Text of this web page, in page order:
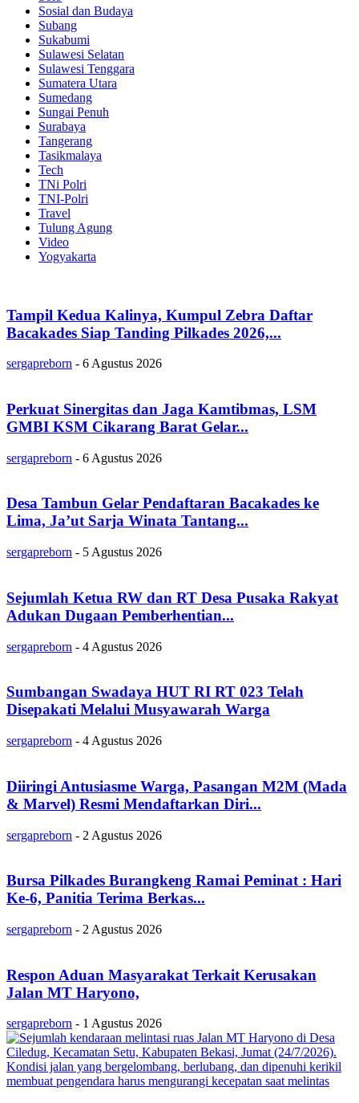
Sosial dan Budaya
Subang
Sukabumi
Sulawesi Selatan
Sulawesi Tenggara
Sumatera Utara
Sumedang
Sungai Penuh
Surabaya
Tangerang
Tasikmalaya
Tech
TNi Polri
TNI-Polri
Travel
Tulung Agung
Video
Yogyakarta
Tampil Kedua Kalinya, Kumpul Zebra Daftar
Bacakades Siap Tanding Pilkades 2026,...
sergapreborn - 6 Agustus 2026
Perkuat Sinergitas dan Jaga Kamtibmas, LSM
GMBI KSM Cikarang Barat Gelar...
sergapreborn - 6 Agustus 2026
Desa Tambun Gelar Pendaftaran Bacakades ke
Lima, Ja’ut Sarja Winata Tantang...
sergapreborn - 5 Agustus 2026
Sejumlah Ketua RW dan RT Desa Pusaka Rakyat
Adukan Dugaan Pemberhentian...
sergapreborn - 4 Agustus 2026
Sumbangan Swadaya HUT RI RT 023 Telah
Disepakati Melalui Musyawarah Warga
sergapreborn - 4 Agustus 2026
Diiringi Antusiasme Warga, Pasangan M2M (Mada
& Marvel) Resmi Mendaftarkan Diri...
sergapreborn - 2 Agustus 2026
Bursa Pilkades Burangkeng Ramai Peminat : Hari
Ke-6, Panitia Terima Berkas...
sergapreborn - 2 Agustus 2026
Respon Aduan Masyarakat Terkait Kerusakan
Jalan MT Haryono,
sergapreborn - 1 Agustus 2026